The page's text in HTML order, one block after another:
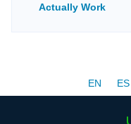
Actually Work
EN
ES